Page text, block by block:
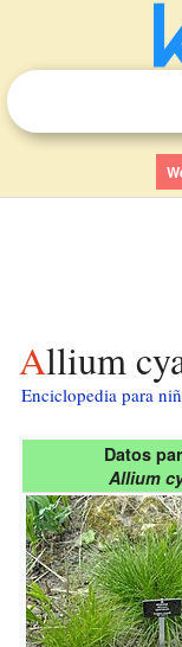
Allium
Enciclopedia para
Datos
Allium